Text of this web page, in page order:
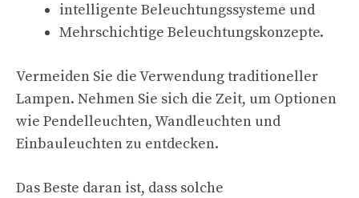
intelligente Beleuchtungssysteme und
Mehrschichtige Beleuchtungskonzepte.
Vermeiden Sie die Verwendung traditioneller
Lampen. Nehmen Sie sich die Zeit, um Optionen
wie Pendelleuchten, Wandleuchten und
Einbauleuchten zu entdecken.
Das Beste daran ist, dass solche